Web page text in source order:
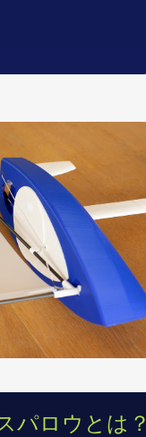
パロウとは？